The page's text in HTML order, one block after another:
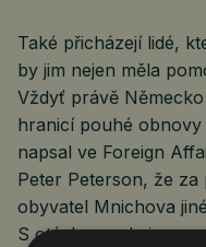
Také přicházejí lidé,
by jim nejen měla
Vždyť právě
hranicí pouhé
napsal ve Foreign
Peter Peterson, že
obyvatel Mnichova
S otázkou, zda jsme